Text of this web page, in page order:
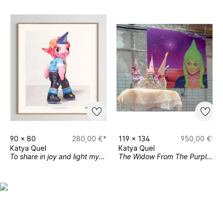
90 x 80
280,00 €*
Katya Quel
To share in joy and light my way, I want to make new friends today.
119 x 134
950,00 €*
Katya Quel
The Widow From The Purple Hill